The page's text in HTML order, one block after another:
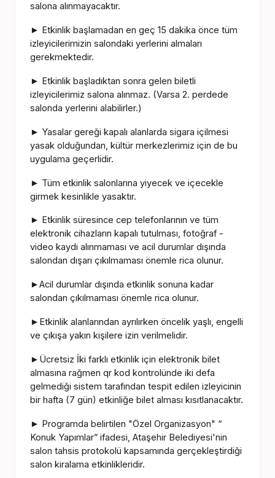
salona alınmayacaktır.
► Etkinlik başlamadan en geç 15 dakika önce tüm
izleyicilerimizin salondaki yerlerini almaları
gerekmektedir.
► Etkinlik başladıktan sonra gelen biletli
izleyicilerimiz salona alınmaz. (Varsa 2. perdede
salonda yerlerini alabilirler.)
► Yasalar gereği kapalı alanlarda sigara içilmesi
yasak olduğundan, kültür merkezlerimiz için de bu
uygulama geçerlidir.
► Tüm etkinlik salonlarına yiyecek ve içecekle
girmek kesinlikle yasaktır.
►
Etkinlik süresince cep telefonlarının ve tüm
elektronik cihazların kapalı tutulması, fotoğraf -
video kaydı alınmaması ve acil durumlar dışında
salondan dışarı çıkılmaması önemle rica olunur.
►Acil durumlar dışında etkinlik sonuna kadar
salondan çıkılmaması önemle rica olunur.
► Etkinlik alanlarından ayrılırken öncelik yaşlı, engelli
ve çıkışa yakın kişilere izin verilmelidir.
► Ücretsiz İki farklı etkinlik için elektronik bilet
almasına rağmen qr kod kontrolünde iki defa
gelmediği sistem tarafından tespit edilen izleyicinin
bir hafta (7 gün) etkinliğe bilet alması kısıtlanacaktır.
► Programda belirtilen "Özel Organizasyon" “
Konuk Yapımlar” ifadesi, Ataşehir Belediyesi'nin
salon tahsis protokolü kapsamında gerçekleştirdiği
salon kiralama etkinlikleridir.